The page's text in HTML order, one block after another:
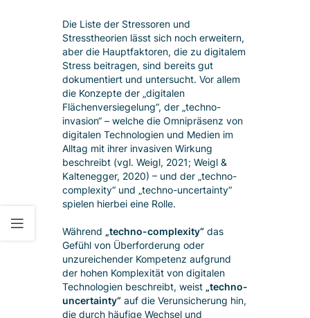
Die Liste der Stressoren und
Stresstheorien lässt sich noch erweitern,
aber die Hauptfaktoren, die zu digitalem
Stress beitragen, sind bereits gut
dokumentiert und untersucht. Vor allem
die Konzepte der „digitalen
Flächenversiegelung“, der „techno-
invasion“ – welche die Omnipräsenz von
digitalen Technologien und Medien im
Alltag mit ihrer invasiven Wirkung
beschreibt (vgl. Weigl, 2021; Weigl &
Kaltenegger, 2020) – und der „techno-
complexity“ und „techno-uncertainty“
spielen hierbei eine Rolle.
Während „techno-complexity“das
Gefühl von Überforderung oder
unzureichender Kompetenz aufgrund
der hohen Komplexität von digitalen
Technologien beschreibt, weist „techno-
uncertainty“auf die Verunsicherung hin,
die durch häufige Wechsel und